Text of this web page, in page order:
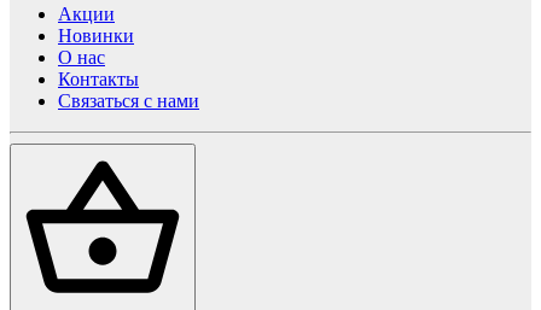
Акции
Новинки
О нас
Контакты
Связаться с нами